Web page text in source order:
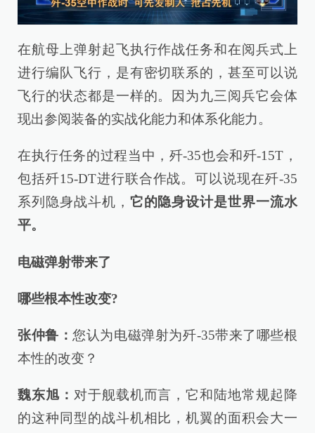
在航母上弹射起飞执行作战任务和在阅兵式上
进行编队飞行，是有密切联系的，甚至可以说
飞行的状态都是一样的。因为九三阅兵它会体
现出参阅装备的实战化能力和体系化能力。
在执行任务的过程当中，歼-35也会和歼-15T，
包括歼15-DT进行联合作战。可以说现在歼-35
系列隐身战斗机， 它的隐身设计是世界一流水
平。
电磁弹射带来了
哪些根本性改变?
张仲鲁：您认为电磁弹射为歼-35带来了哪些根
本性的改变？
魏东旭： 对于舰载机而言，它和陆地常规起降
的这种同型的战斗机相比，机翼的面积会大一